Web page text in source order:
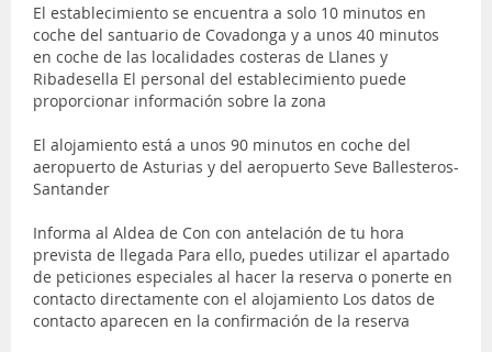
El establecimiento se encuentra a solo 10 minutos en
coche del santuario de Covadonga y a unos 40 minutos
en coche de las localidades costeras de Llanes y
Ribadesella El personal del establecimiento puede
proporcionar información sobre la zona
El alojamiento está a unos 90 minutos en coche del
aeropuerto de Asturias y del aeropuerto Seve Ballesteros-
Santander
Informa al Aldea de Con con antelación de tu hora
prevista de llegada Para ello, puedes utilizar el apartado
de peticiones especiales al hacer la reserva o ponerte en
contacto directamente con el alojamiento Los datos de
contacto aparecen en la confirmación de la reserva